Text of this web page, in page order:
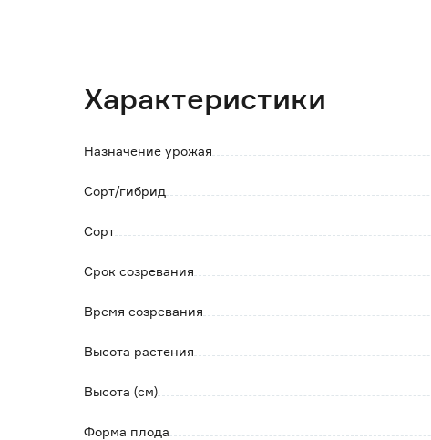
Томат преимущественно салатного назначения.
Характеристики
Назначение урожая
Сорт/гибрид
Сорт
Срок созревания
Время созревания
Высота растения
Высота (см)
Форма плода